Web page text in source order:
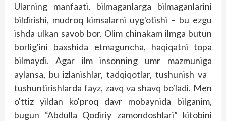
Ularning manfaati, bilmaganlarga bilmaganlarini
bildirishi, mudroq kimsalarni uyg'otishi – bu ezgu
ishda ulkan savob bor. Olim chinakam ilmga butun
borlig'ini baxshida etmaguncha, haqiqatni topa
bilmaydi. Agar ilm insonning umr mazmuniga
aylansa, bu izla­nishlar, tadqiqotlar, tushunish va
tushuntirishlarda fayz, zavq va shavq bo'ladi. Men
o'ttiz yildan ko'proq davr mobaynida bilganim,
bugun “Abdulla Qodiriy zamondoshlari” kitobini